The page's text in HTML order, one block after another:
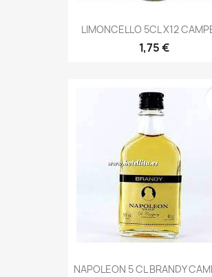
LIMONCELLO 5CL X12
1,75 €
NAPOLEON 5 CL BRANDY